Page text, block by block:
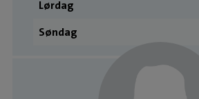
Lørdag
Søndag